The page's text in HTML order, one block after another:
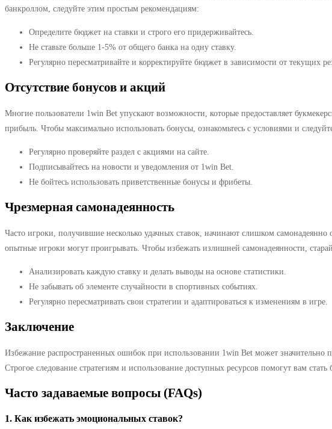
банкроллом, следуйте этим простым рекомендациям:
Определите бюджет на ставки и строго его придерживайтесь.
Не ставьте больше 1-5% от общего банка на одну ставку.
Регулярно пересматривайте и корректируйте бюджет в зависимости от текущих
Отсутствие бонусов и акций
Многие пользователи 1win Bet упускают возможности, которые предоставляет
прибыль. Чтобы максимально использовать бонусы, ознакомьтесь с условиями и
Регулярно проверяйте раздел с акциями на сайте.
Подписывайтесь на новости и уведомления от 1win Bet.
Не бойтесь использовать приветственные бонусы и фрибеты.
Чрезмерная самонадеянность
Часто игроки, получившие несколько удачных ставок, начинают слишком
опытные игроки могут проигрывать. Чтобы избежать излишней самонадеянности,
Анализировать каждую ставку и делать выводы на основе статистики.
Не забывать об элементе случайности в спортивных событиях.
Регулярно пересматривать свои стратегии и адаптироваться к изменениям в игре.
Заключение
Избежание распространенных ошибок при использовании 1win Bet может
Строгое следование стратегиям и использование доступных ресурсов помогут вам
Часто задаваемые вопросы (FAQs)
1. Как избежать эмоциональных ставок?